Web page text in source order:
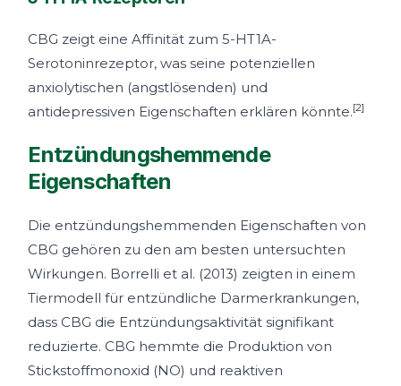
CBG zeigt eine Affinität zum 5-HT1A-
Serotoninrezeptor, was seine potenziellen
anxiolytischen (angstlösenden) und
antidepressiven Eigenschaften erklären könnte.[2]
Entzündungshemmende
Eigenschaften
Die entzündungshemmenden Eigenschaften von
CBG gehören zu den am besten untersuchten
Wirkungen. Borrelli et al. (2013) zeigten in einem
Tiermodell für entzündliche Darmerkrankungen,
dass CBG die Entzündungsaktivität signifikant
reduzierte. CBG hemmte die Produktion von
Stickstoffmonoxid (NO) und reaktiven